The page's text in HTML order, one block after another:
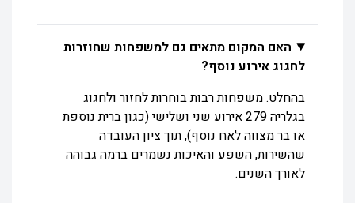
האם המקום מתאים גם למשפחות שחוזרות
לחגוג אירוע נוסף?
בהחלט. משפחות רבות בוחרות לחזור ולחגוג
בגלריה 279 אירוע שני ושלישי (כגון ברית נוספת
או בר מצווה לאח נוסף), תוך ציון העובדה
שהשירות, השפע והאיכות נשמרים ברמה גבוהה
לאורך השנים.